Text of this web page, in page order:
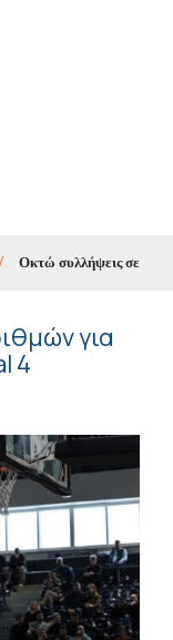
συλλήψεις σε δέκα
για
4